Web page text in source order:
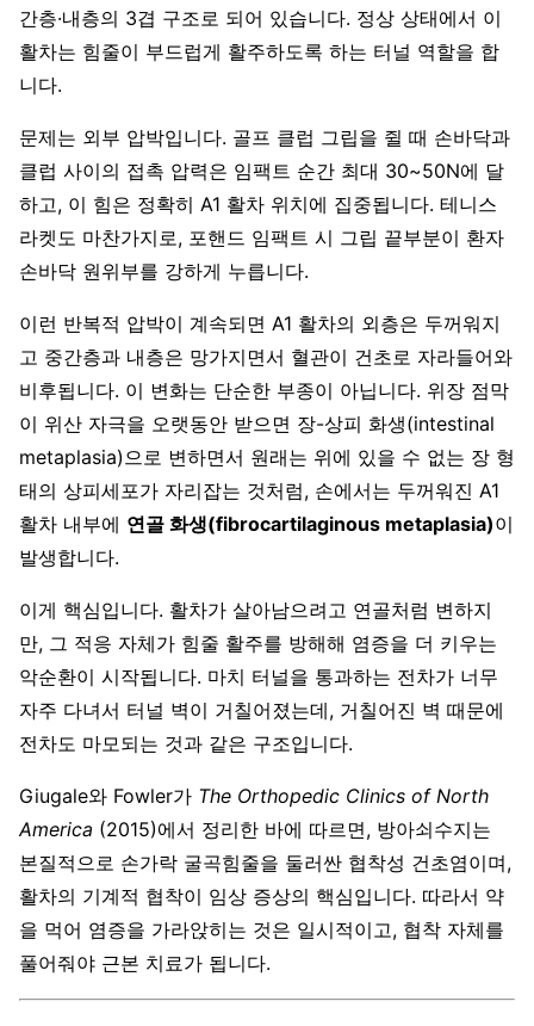
간층·내층의 3겹 구조로 되어 있습니다. 정상 상태에서 이
활차는 힘줄이 부드럽게 활주하도록 하는 터널 역할을 합
니다.
문제는 외부 압박입니다. 골프 클럽 그립을 쥘 때 손바닥과
클럽 사이의 접촉 압력은 임팩트 순간 최대 30~50N에 달
하고, 이 힘은 정확히 A1 활차 위치에 집중됩니다. 테니스
라켓도 마찬가지로, 포핸드 임팩트 시 그립 끝부분이 환자
손바닥 원위부를 강하게 누릅니다.
이런 반복적 압박이 계속되면 A1 활차의 외층은 두꺼워지
고 중간층과 내층은 망가지면서 혈관이 건초로 자라들어와
비후됩니다. 이 변화는 단순한 부종이 아닙니다. 위장 점막
이 위산 자극을 오랫동안 받으면 장-상피 화생(intestinal
metaplasia)으로 변하면서 원래는 위에 있을 수 없는 장 형
태의 상피세포가 자리잡는 것처럼, 손에서는 두꺼워진 A1
활차 내부에 연골 화생(fibrocartilaginous metaplasia)이
발생합니다.
이게 핵심입니다. 활차가 살아남으려고 연골처럼 변하지
만, 그 적응 자체가 힘줄 활주를 방해해 염증을 더 키우는
악순환이 시작됩니다. 마치 터널을 통과하는 전차가 너무
자주 다녀서 터널 벽이 거칠어졌는데, 거칠어진 벽 때문에
전차도 마모되는 것과 같은 구조입니다.
Giugale와 Fowler가 The Orthopedic Clinics of North
America (2015)에서 정리한 바에 따르면, 방아쇠수지는
본질적으로 손가락 굴곡힘줄을 둘러싼 협착성 건초염이며,
활차의 기계적 협착이 임상 증상의 핵심입니다. 따라서 약
을 먹어 염증을 가라앉히는 것은 일시적이고, 협착 자체를
풀어줘야 근본 치료가 됩니다.